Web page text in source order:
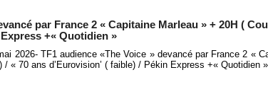
par France 2 « Capitaine Marleau » + 20H (
+« Quotidien »
2026- TF1 audience «The Voice » devancé par France 2 «
/ « 70 ans d’Eurovision’ ( faible) / Pékin Express +« Quotidien »